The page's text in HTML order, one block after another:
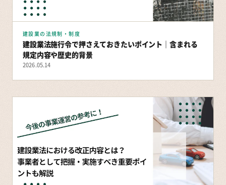
建設業の法規制・制度
建設業法施行令で押さえておきたいポイント｜含まれる
規定内容や歴史的背景
2026.05.14